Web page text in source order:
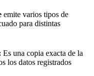
emite varios tipos de
para distintas
Es una copia exacta de la
los datos registrados